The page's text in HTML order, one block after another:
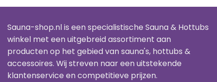
Sauna-shop.nl is een specialistische Sauna & Hottubs
winkel met een uitgebreid assortiment aan
producten op het gebied van sauna's, hottubs &
accessoires. Wij streven naar een uitstekende
klantenservice en competitieve prijzen.